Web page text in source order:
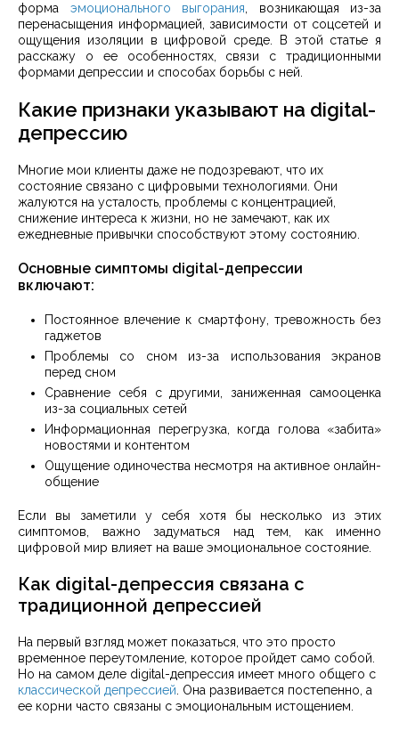
форма эмоционального выгорания , возникающая из-за
перенасыщения информацией, зависимости от соцсетей и
ощущения изоляции в цифровой среде. В этой статье я
расскажу о ее особенностях, связи с традиционными
формами депрессии и способах борьбы с ней.
Какие признаки указывают на digital-
депрессию
Многие мои клиенты даже не подозревают, что их
состояние связано с цифровыми технологиями. Они
жалуются на усталость, проблемы с концентрацией,
снижение интереса к жизни, но не замечают, как их
ежедневные привычки способствуют этому состоянию.
Основные симптомы digital-депрессии
включают:
Постоянное влечение к смартфону, тревожность без
гаджетов
Проблемы со сном из-за использования экранов
перед сном
Сравнение себя с другими, заниженная самооценка
из-за социальных сетей
Информационная перегрузка, когда голова «забита»
новостями и контентом
Ощущение одиночества несмотря на активное онлайн-
общение
Если вы заметили у себя хотя бы несколько из этих
симптомов, важно задуматься над тем, как именно
цифровой мир влияет на ваше эмоциональное состояние.
Как digital-депрессия связана с
традиционной депрессией
На первый взгляд может показаться, что это просто
временное переутомление, которое пройдет само собой.
Но на самом деле digital-депрессия имеет много общего с
классической депрессией . Она развивается постепенно, а
ее корни часто связаны с эмоциональным истощением.